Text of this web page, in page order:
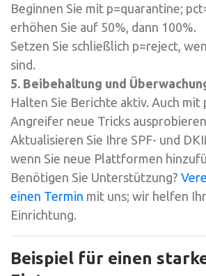
Beginnen Sie mit p=quarantine;
erhöhen Sie auf 50%, dann 100%.
Setzen Sie schließlich p=reject ,
sind.
5. Beibehaltung und
Halten Sie Berichte aktiv. Auch mit
Angreifer neue Tricks
Aktualisieren Sie Ihre SPF- und
wenn Sie neue Plattformen
Benötigen Sie Unterstützung?
einen Termin mit uns; wir helfen
Einrichtung.
Beispiel für einen